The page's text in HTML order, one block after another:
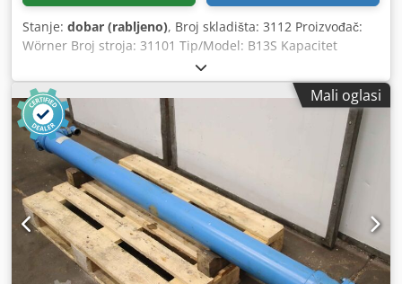
Stanje: dobar (rabljeno), Broj skladišta: 3112 Proizvođač:
Wörner Broj stroja: 31101 Tip/Model: B13S Kapacitet
bušenja: do 10 mm Prihvat vretena: MK2 B16x2 Raspon
brzine: 540 do 2.500 o/min, kontinuirano podesivo Hod:
120 mm Isten: 250 mm Površina stola: 330 x 430 mm
Podešavanje glave: 400 mm Površina za postavljanje stroja:
430 x 650 mm Udaljenost stola od vrha vretena,
min./maks.: 80 / 480 mm Ukupna priključna snaga: kW
Dodatna oprema/opremljenost: stezna glava Stanje: vrlo
dobro Težina: 165 kg Dimenzije s stolom: 750 x 620 x 1.600
mm Chsdpfx Afeznl I Te Asa
Mali oglasi